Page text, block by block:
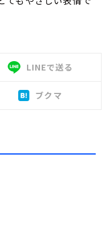
LINEで送る
ブクマ